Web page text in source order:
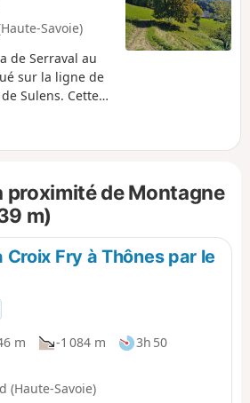
Savoie)
de Serraval au
sur la ligne de
Sulens. Cette
offre une
ceux-ci, mais
tables
informeront le
nombreux
Cette
moitié de sa
proximité de Montagne
m)
Croix Fry à Thônes par le
m -1 084 m
3h 50
(Haute-Savoie)